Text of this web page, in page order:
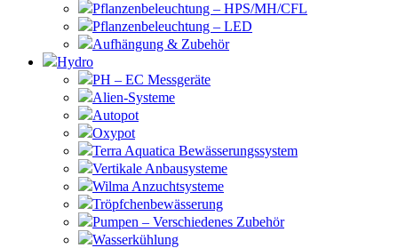
Pflanzenbeleuchtung – HPS/MH/CFL
Pflanzenbeleuchtung – LED
Aufhängung & Zubehör
Hydro
PH – EC Messgeräte
Alien-Systeme
Autopot
Oxypot
Terra Aquatica Bewässerungssystem
Vertikale Anbausysteme
Wilma Anzuchtsysteme
Tröpfchenbewässerung
Pumpen – Verschiedenes Zubehör
Wasserkühlung